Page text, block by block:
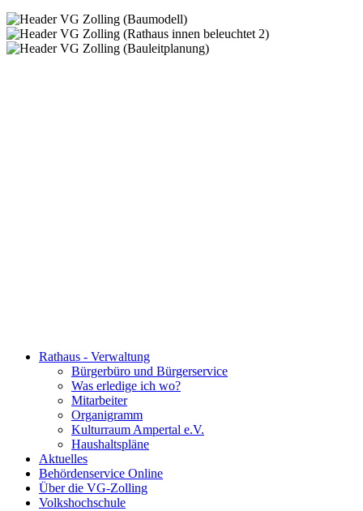
Rathaus - Verwaltung
Bürgerbüro und Bürgerservice
Was erledige ich wo?
Mitarbeiter
Organigramm
Kulturraum Ampertal e.V.
Haushaltspläne
Aktuelles
Behördenservice Online
Über die VG-Zolling
Volkshochschule